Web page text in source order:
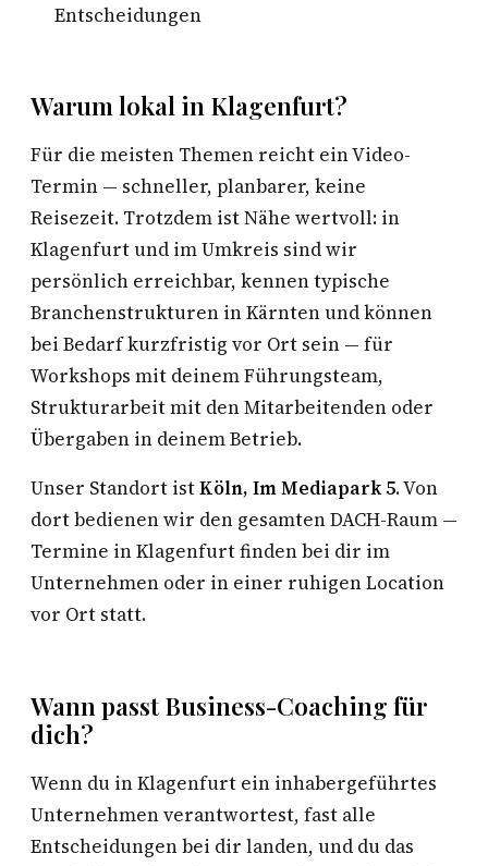
Entscheidungen
Warum lokal in Klagenfurt?
Für die meisten Themen reicht ein Video-
Termin — schneller, planbarer, keine
Reisezeit. Trotzdem ist Nähe wertvoll: in
Klagenfurt und im Umkreis sind wir
persönlich erreichbar, kennen typische
Branchenstrukturen in Kärnten und können
bei Bedarf kurzfristig vor Ort sein — für
Workshops mit deinem Führungsteam,
Strukturarbeit mit den Mitarbeitenden oder
Übergaben in deinem Betrieb.
Unser Standort istKöln, Im Mediapark 5. Von
dort bedienen wir den gesamten DACH-Raum —
Termine in Klagenfurt finden bei dir im
Unternehmen oder in einer ruhigen Location
vor Ort statt.
Wann passt Business-Coaching für
dich?
Wenn du in Klagenfurt ein inhabergeführtes
Unternehmen verantwortest, fast alle
Entscheidungen bei dir landen, und du das